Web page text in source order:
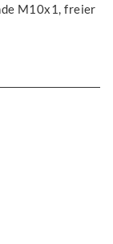
M10x1, freier